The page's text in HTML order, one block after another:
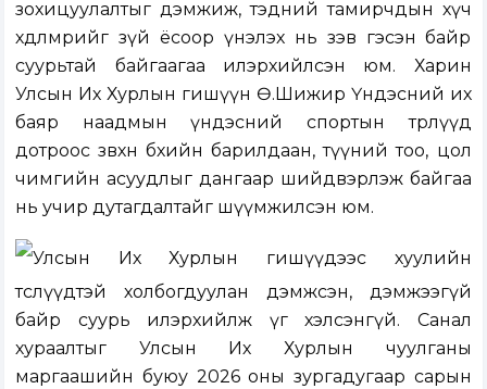
зохицуулалтыг дэмжиж, тэдний тамирчдын хүч
хөдөлмөрийг зүй ёсоор үнэлэх нь зэв гэсэн байр
суурьтай байгаагаа илэрхийлсэн юм. Харин
Улсын Их Хурлын гишүүн Ө.Шижир Үндэсний их
баяр наадмын үндэсний спортын төрлүүд
дотроос зөвхөн бөхийн барилдаан, түүний тоо, цол
чимгийн асуудлыг дангаар шийдвэрлэж байгаа
нь учир дутагдалтайг шүүмжилсэн юм.
Улсын Их Хурлын гишүүдээс хуулийн
төслүүдтэй холбогдуулан дэмжсэн, дэмжээгүй
байр суурь илэрхийлж үг хэлсэнгүй. Санал
хураалтыг Улсын Их Хурлын чуулганы
маргаашийн буюу 2026 оны зургадугаар сарын